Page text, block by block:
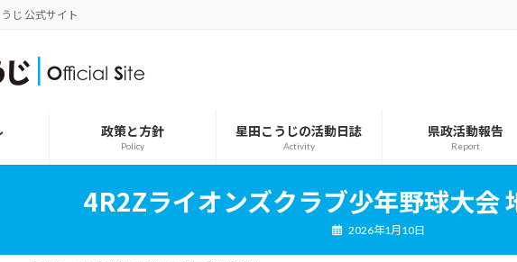
じ 公式サイト
政策と方針
Policy
星田こうじの活動日誌
Activity
県政活動報告
Report
4R2Zライオンズクラブ少年野球大会
2026年1月10日